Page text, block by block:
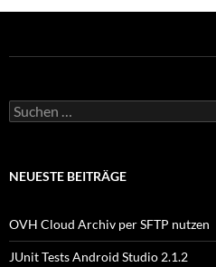
Suchen
nach:
NEUESTE BEITRÄGE
OVH Cloud Archiv per SFTP nutzen
JUnit Tests Android Studio 2.1.2